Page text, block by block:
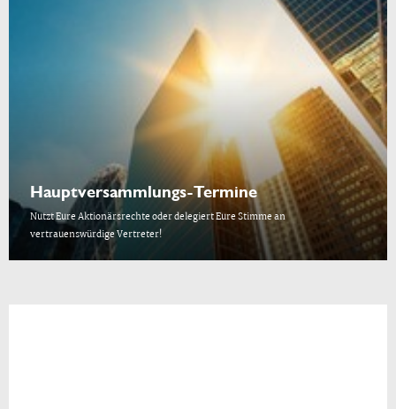
Hauptversammlungs-Termine
Nutzt Eure Aktionärsrechte oder delegiert Eure Stimme an
vertrauenswürdige Vertreter!